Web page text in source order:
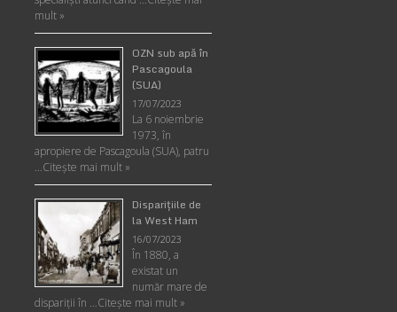
mult »
OZN sub apă în
Pascagoula
(SUA)
17/07/2023
La 6 noiembrie
1973, în
apropiere de Pascagoula (SUA), patru
…Citește mai mult »
Disparițiile de
la West Ham
16/07/2023
În 1880, a
existat un
număr mare de
dispariții în …Citește mai mult »